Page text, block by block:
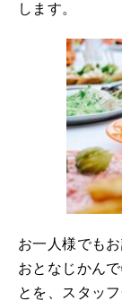
します。
お一人様でも
おとなじかん
とを、スタッ